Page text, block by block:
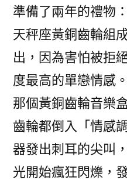
準備了兩年的禮物
天秤座黃銅齒輪組
出，因為害怕被拒
度最高的單戀情感
那個黃銅齒輪音樂
齒輪都倒入「情感
器發出刺耳的尖叫
光開始瘋狂閃爍，